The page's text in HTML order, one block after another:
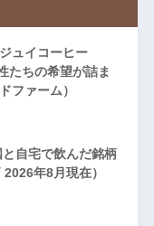
ュイコーヒー
たちの希望が詰ま
ファーム）
自宅で飲んだ銘柄
年8月現在）